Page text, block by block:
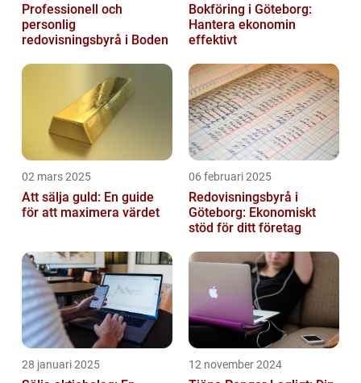
Professionell och
personlig
redovisningsbyrå i Boden
Bokföring i Göteborg:
Hantera ekonomin
effektivt
02 mars 2025
Att sälja guld: En guide
för att maximera värdet
06 februari 2025
Redovisningsbyrå i
Göteborg: Ekonomiskt
stöd för ditt företag
28 januari 2025 12 november 2024